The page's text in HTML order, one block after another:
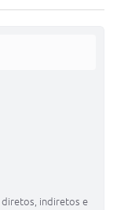
indiretos e